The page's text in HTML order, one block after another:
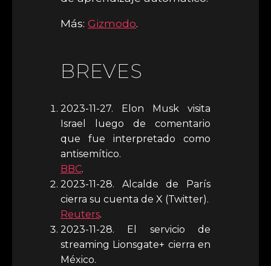
Más: Gizmodo.
BREVES
2023-11-27. Elon Musk visita
Israel luego de comentario
que fue interpretado como
antisemítico.
BBC.
2023-11-28. Alcalde de París
cierra su cuenta de X (Twitter).
Reuters.
2023-11-28. El servicio de
streaming Lionsgate+ cierra en
México.